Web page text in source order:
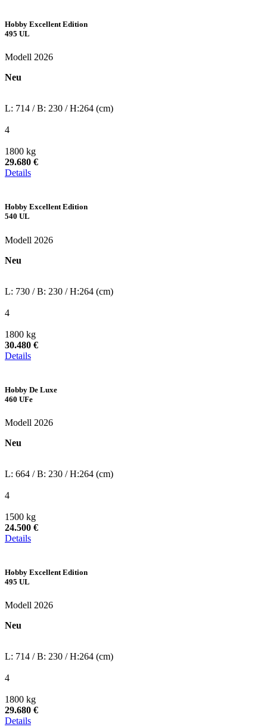
Hobby Excellent Edition
495 UL
Modell 2026
Neu
L: 714 / B: 230 / H:264 (cm)
4
1800 kg
29.680 €
Details
Hobby Excellent Edition
540 UL
Modell 2026
Neu
L: 730 / B: 230 / H:264 (cm)
4
1800 kg
30.480 €
Details
Hobby De Luxe
460 UFe
Modell 2026
Neu
L: 664 / B: 230 / H:264 (cm)
4
1500 kg
24.500 €
Details
Hobby Excellent Edition
495 UL
Modell 2026
Neu
L: 714 / B: 230 / H:264 (cm)
4
1800 kg
29.680 €
Details